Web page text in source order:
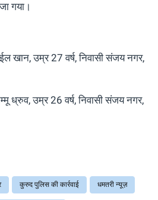
गया।
खान, उम्र 27 वर्ष, निवासी संजय नगर,
ध्रुव, उम्र 26 वर्ष, निवासी संजय नगर,
कुरुद पुलिस की कार्रवाई धमतरी न्यूज़